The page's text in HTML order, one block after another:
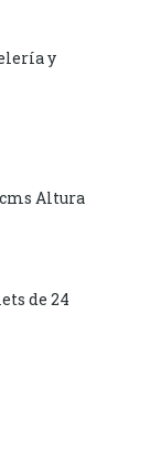
y
cms Altura
de 24